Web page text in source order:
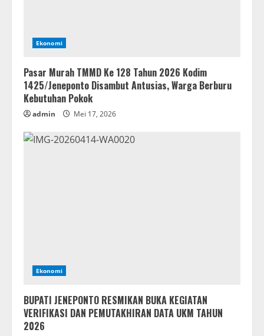
Ekonomi
Pasar Murah TMMD Ke 128 Tahun 2026 Kodim
1425/Jeneponto Disambut Antusias, Warga Berburu
Kebutuhan Pokok
admin Mei 17, 2026
Ekonomi
BUPATI JENEPONTO RESMIKAN BUKA KEGIATAN
VERIFIKASI DAN PEMUTAKHIRAN DATA UKM TAHUN
2026